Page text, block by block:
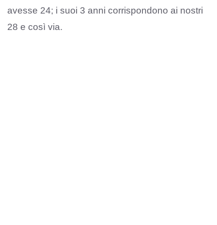
avesse 24; i suoi 3 anni corrispondono ai nostri
28 e così via.